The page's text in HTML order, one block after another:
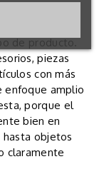
de producto.
piezas
con más
enfoque amplio
porque el
bien en
hasta objetos
claramente